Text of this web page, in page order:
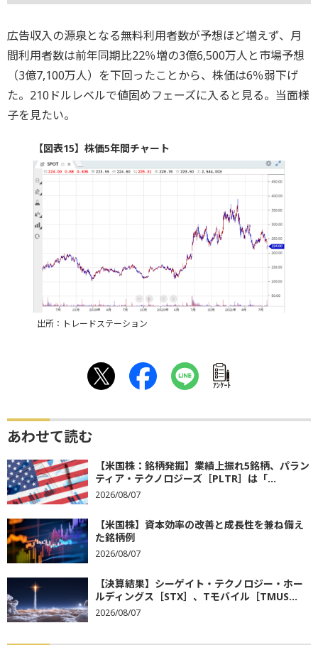
広告収入の源泉となる無料利用者数が予想ほど増えず、月
間利用者数は前年同期比22％増の3億6,500万人と市場予想
（3億7,100万人）を下回ったことから、株価は6％弱下げ
た。210ドルレベルで値固めフェーズに入ると見る。当面様
子を見たい。
【図表15】株価5年間チャート
出所：トレードステーション
ｱﾝｹｰﾄ
あわせて読む
【米国株：銘柄発掘】業績上振れ5銘柄、パラン
ティア・テクノロジーズ［PLTR］は「...
2026/08/07
【米国株】資本効率の改善と成長性を兼ね備え
た銘柄例
2026/08/07
【決算結果】シーゲイト・テクノロジー・ホー
ルディングス［STX］、Tモバイル［TMUS...
2026/08/07